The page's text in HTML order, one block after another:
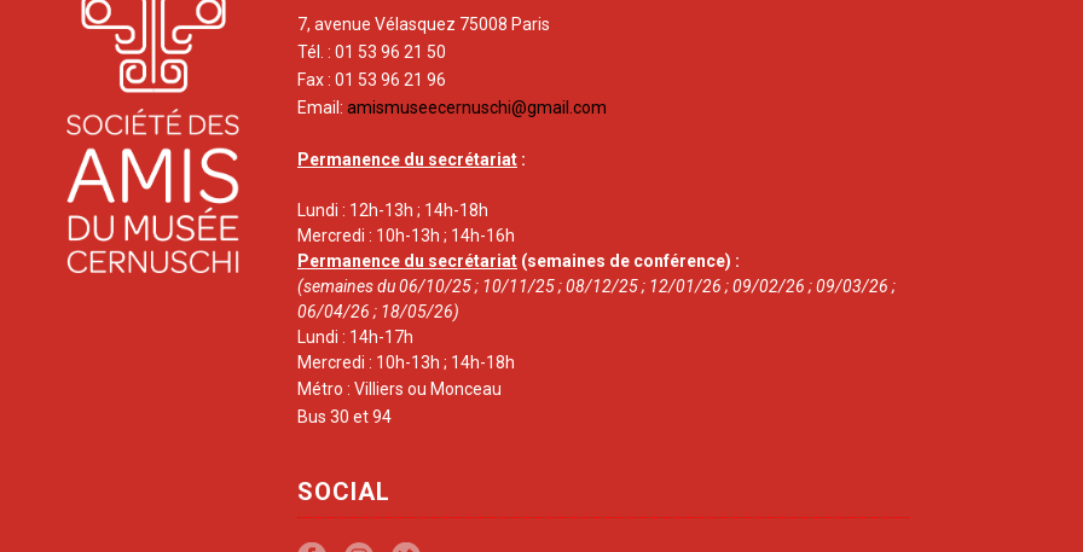
7, avenue Vélasquez 75008 Paris
Tél. : 01 53 96 21 50
Fax : 01 53 96 21 96
Email: amismuseecernuschi@gmail.com
Permanence du secrétariat :
Lundi : 12h-13h ; 14h-18h
Mercredi : 10h-13h ; 14h-16h
Permanence du secrétariat (semaines de conférence) :
(semaines du 06/10/25 ; 10/11/25 ; 08/12/25 ; 12/01/26 ; 09/02/26 ; 09/03/26 ;
06/04/26 ; 18/05/26)
Lundi : 14h-17h
Mercredi : 10h-13h ; 14h-18h
Métro : Villiers ou Monceau
Bus 30 et 94
SOCIAL